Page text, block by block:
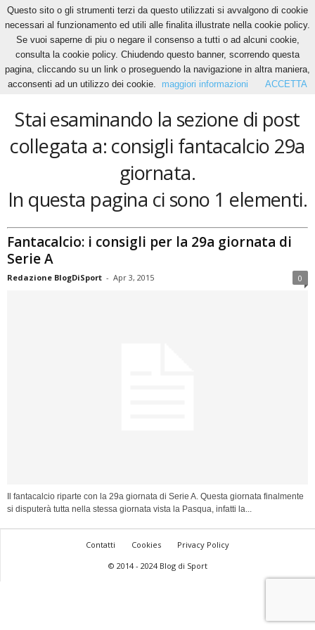
Home Tags Consigli fantacalcio 29a giornata
consigli fantacalcio 29a giornata
Stai esaminando la sezione di post
collegata a: consigli fantacalcio 29a
giornata.
In questa pagina ci sono 1 elementi.
Fantacalcio: i consigli per la 29a giornata di
Serie A
Redazione BlogDiSport - Apr 3, 2015 0
Il fantacalcio riparte con la 29a giornata di Serie A. Questa giornata finalmente
si disputerà tutta nella stessa giornata vista la Pasqua, infatti la...
Contatti Cookies
Privacy Policy
© 2014 - 2024 Blog di Sport
Questo sito o gli strumenti terzi da questo utilizzati si avvalgono di cookie
necessari al funzionamento ed utili alle finalita illustrate nella cookie policy.
Se vuoi saperne di piu o negare il consenso a tutti o ad alcuni cookie,
consulta la cookie policy. Chiudendo questo banner, scorrendo questa
pagina, cliccando su un link o proseguendo la navigazione in altra maniera,
acconsenti ad un utilizzo dei cookie.
maggiori informazioni ACCETTA